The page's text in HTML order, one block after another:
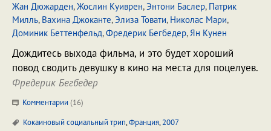
Жан Дюжарден,Жослин Куиврен,Энтони Баслер, Патрик
Милль, Вахина Джоканте,Элиза Товати, Николас Мари,
Доминик Беттенфельд,Фредерик Бегбедер,Ян Кунен
Дождитесь выхода фильма, и это будет хороший
повод сводить девушку в кино на места для поцелуев.
Фредерик Бегбедер
Комментарии (16)
Кокаиновый социальный трип,Франция,2007